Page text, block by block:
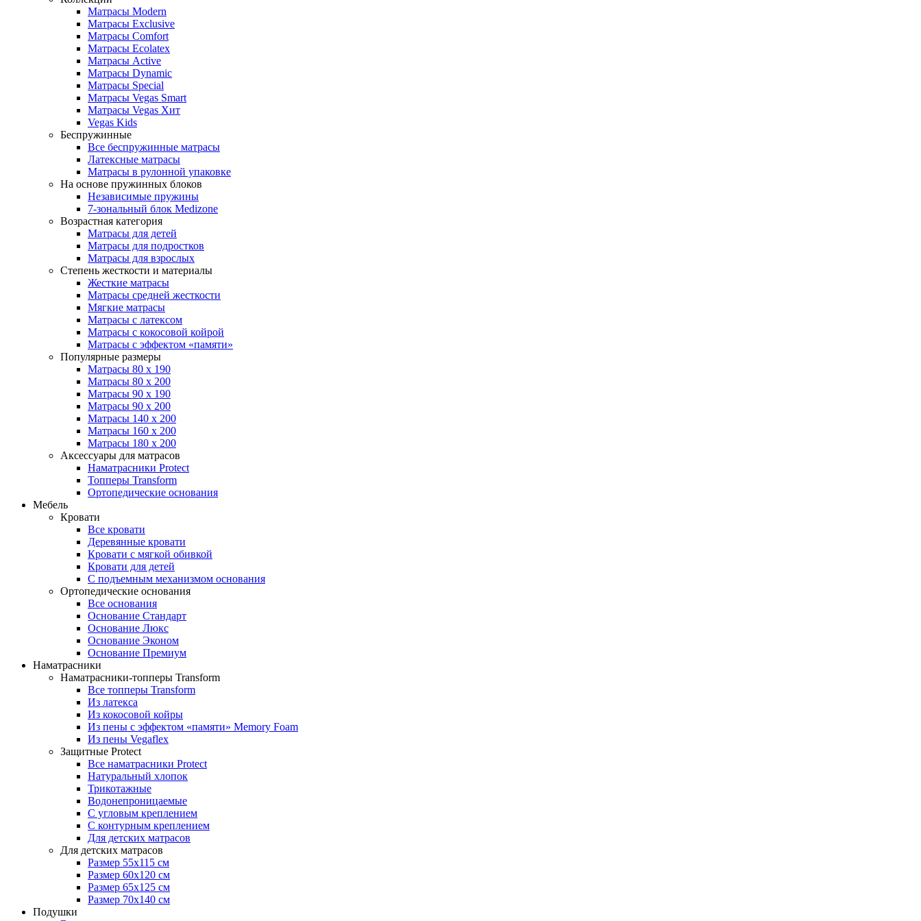
Матрасы Modern
Матрасы Exclusive
Матрасы Comfort
Матрасы Ecolatex
Матрасы Active
Матрасы Dynamic
Матрасы Special
Матрасы Vegas Smart
Матрасы Vegas Хит
Vegas Kids
Беспружинные
Все беспружинные матрасы
Латексные матрасы
Матрасы в рулонной упаковке
На основе пружинных блоков
Независимые пружины
7-зональный блок Medizone
Возрастная категория
Матрасы для детей
Матрасы для подростков
Матрасы для взрослых
Степень жесткости и материалы
Жесткие матрасы
Матрасы средней жесткости
Мягкие матрасы
Матрасы с латексом
Матрасы с кокосовой койрой
Матрасы с эффектом «памяти»
Популярные размеры
Матрасы 80 x 190
Матрасы 80 x 200
Матрасы 90 x 190
Матрасы 90 x 200
Матрасы 140 x 200
Матрасы 160 x 200
Матрасы 180 x 200
Аксессуары для матрасов
Наматрасники Protect
Топперы Transform
Ортопедические основания
Мебель
Кровати
Все кровати
Деревянные кровати
Кровати с мягкой обивкой
Кровати для детей
С подъемным механизмом основания
Ортопедические основания
Все основания
Основание Стандарт
Основание Люкс
Основание Эконом
Основание Премиум
Наматрасники
Наматрасники-топперы Transform
Все топперы Transform
Из латекса
Из кокосовой койры
Из пены с эффектом «памяти» Memory Foam
Из пены Vegaflex
Защитные Protect
Все наматрасники Protect
Натуральный хлопок
Трикотажные
Водонепроницаемые
С угловым креплением
С контурным креплением
Для детских матрасов
Для детских матрасов
Размер 55x115 см
Размер 60x120 см
Размер 65x125 см
Размер 70x140 см
Подушки